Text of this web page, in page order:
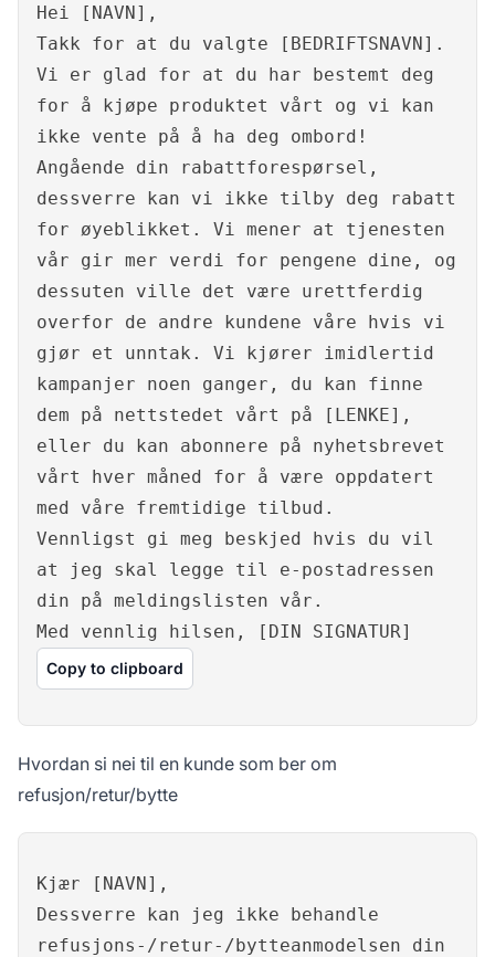
Hei [NAVN],
Takk for at du valgte [BEDRIFTSNAVN].
Vi er glad for at du har bestemt deg
for å kjøpe produktet vårt og vi kan
ikke vente på å ha deg ombord!
Angående din rabattforespørsel,
dessverre kan vi ikke tilby deg rabatt
for øyeblikket. Vi mener at tjenesten
vår gir mer verdi for pengene dine, og
dessuten ville det være urettferdig
overfor de andre kundene våre hvis vi
gjør et unntak. Vi kjører imidlertid
kampanjer noen ganger, du kan finne
dem på nettstedet vårt på [LENKE],
eller du kan abonnere på nyhetsbrevet
vårt hver måned for å være oppdatert
med våre fremtidige tilbud.
Vennligst gi meg beskjed hvis du vil
at jeg skal legge til e-postadressen
din på meldingslisten vår.
Med vennlig hilsen, [DIN SIGNATUR]
Copy to clipboard
Hvordan si nei til en kunde som ber om
refusjon/retur/bytte
Kjær [NAVN],
Dessverre kan jeg ikke behandle
refusjons-/retur-/bytteanmodelsen din